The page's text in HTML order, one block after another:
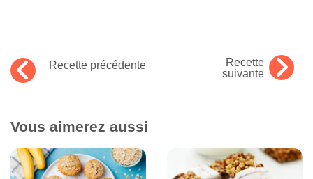
Recette précédente
Recette
suivante
Vous aimerez aussi